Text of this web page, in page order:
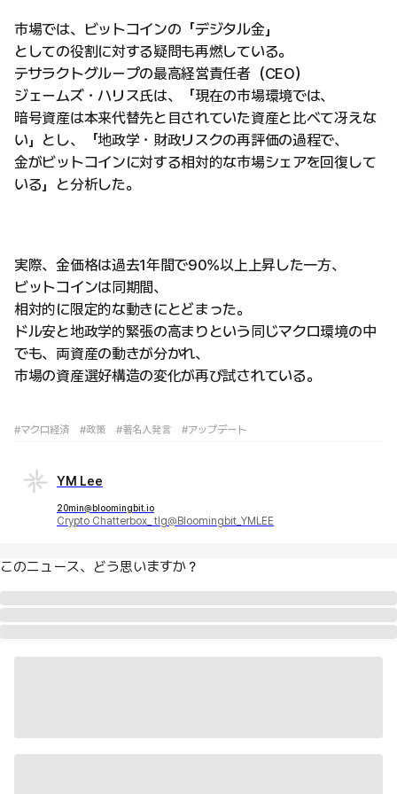
市場では、ビットコインの「デジタル金」
としての役割に対する疑問も再燃している。
テサラクトグループの最高経営責任者（CEO）
ジェームズ・ハリス氏は、「現在の市場環境では、
暗号資産は本来代替先と目されていた資産と比べて冴えな
い」とし、「地政学・財政リスクの再評価の過程で、
金がビットコインに対する相対的な市場シェアを回復して
いる」と分析した。
実際、金価格は過去1年間で90%以上上昇した一方、
ビットコインは同期間、
相対的に限定的な動きにとどまった。
ドル安と地政学的緊張の高まりという同じマクロ環境の中
でも、両資産の動きが分かれ、
市場の資産選好構造の変化が再び試されている。
#マクロ経済 #政策 #著名人発言 #アップデート
YM Lee
20min@bloomingbit.io
Crypto Chatterbox_ tlg@Bloomingbit_YMLEE
このニュース、どう思いますか？